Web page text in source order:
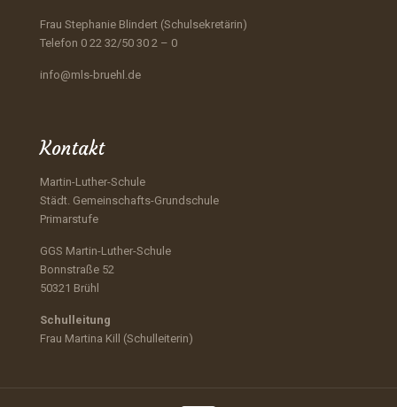
Frau Stephanie Blindert (Schulsekretärin)
Telefon 0 22 32/50 30 2 – 0
info@mls-bruehl.de
Kontakt
Martin-Luther-Schule
Städt. Gemeinschafts-Grundschule
Primarstufe
GGS Martin-Luther-Schule
Bonnstraße 52
50321 Brühl
Schulleitung
Frau Martina Kill (Schulleiterin)